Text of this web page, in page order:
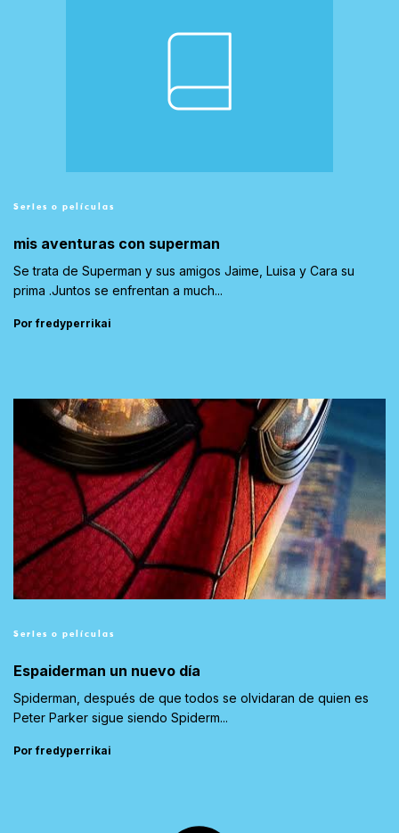
Series o películas
mis aventuras con superman
Se trata de Superman y sus amigos Jaime, Luisa y Cara su
prima .Juntos se enfrentan a much...
Por fredyperrikai
Series o películas
Espaiderman un nuevo día
Spiderman, después de que todos se olvidaran de quien es
Peter Parker sigue siendo Spiderm...
Por fredyperrikai